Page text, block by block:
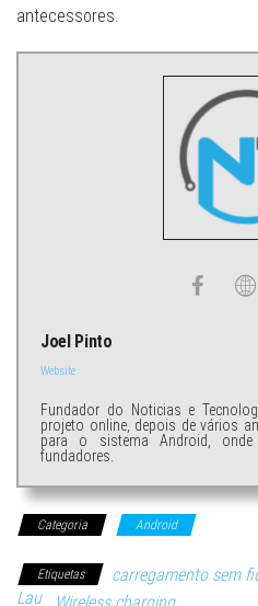
antecessores.
Joel Pinto
Website
Fundador do Noticias e
projeto online, depois de vários
para o sistema Android,
fundadores.
Categoria Android
Etiquetas carregamento sem
Lau